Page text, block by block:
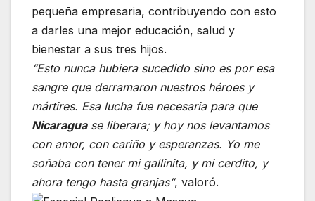
pequeña empresaria, contribuyendo con esto
a darles una mejor educación, salud y
bienestar a sus tres hijos.
“Esto nunca hubiera sucedido sino es por esa
sangre que derramaron nuestros héroes y
mártires. Esa lucha fue necesaria para que
Nicaraguase liberara; y hoy nos levantamos
con amor, con cariño y esperanzas. Yo me
soñaba con tener mi gallinita, y mi cerdito, y
ahora tengo hasta granjas”, valoró.